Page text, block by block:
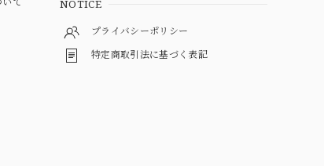
NOTICE
プライバシーポリシー
特定商取引法に基づく表記